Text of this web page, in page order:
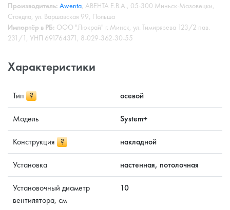
Производитель: Awenta , АВЕНТА Е.В.А., 05-300 Миньск-Мазовецки,
Стоядла, ул. Варшавская 99, Польша
Импортёр в РБ: ООО "Люкрай" г. Минск, ул. Тимирязева 123/2 пав.
231/1, УНП 691764371, 8-029-362-30-55
Характеристики
Тип ? осевой
Модель System+
Конструкция ? накладной
Установка настенная, потолочная
Установочный диаметр
вентилятора, см
10